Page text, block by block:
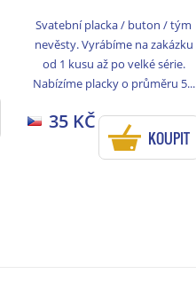
Svatební placka / buton / tým
nevěsty. Vyrábíme na zakázku
od 1 kusu až po velké série.
Nabízíme placky o průměru 5...
35 KČ
KOUPIT